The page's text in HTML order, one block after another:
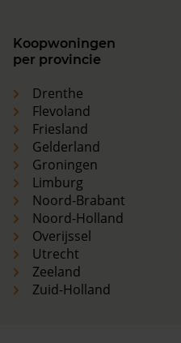
Koopwoningen
per provincie
Drenthe
Flevoland
Friesland
Gelderland
Groningen
Limburg
Noord-Brabant
Noord-Holland
Overijssel
Utrecht
Zeeland
Zuid-Holland